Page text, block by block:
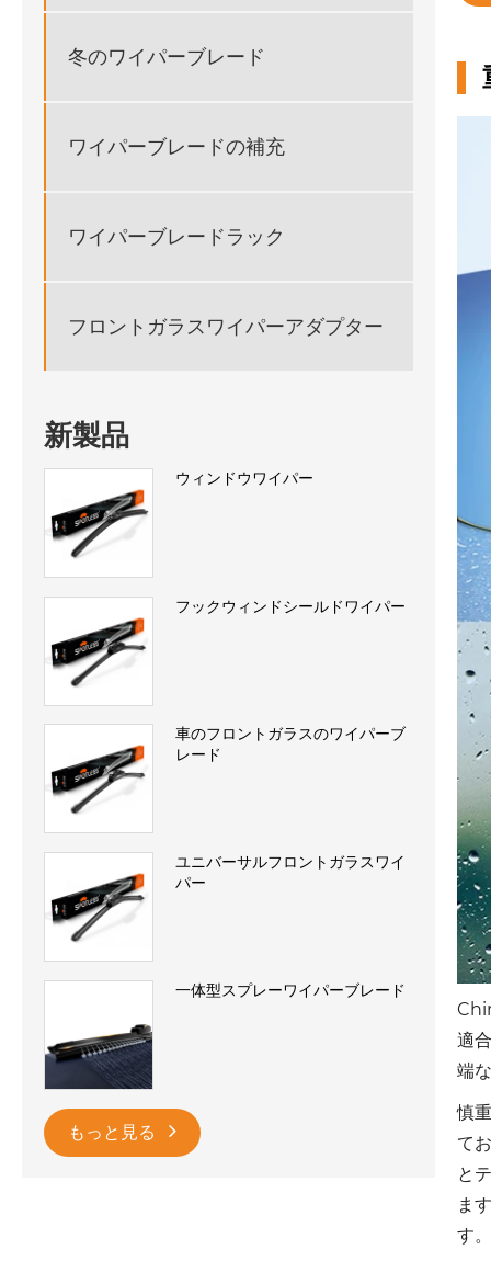
冬のワイパーブレード
ワイパーブレードの補充
ワイパーブレードラック
フロントガラスワイパーアダプター
新製品
ウィンドウワイパー
フックウィンドシールドワイパー
車のフロントガラスのワイパーブ
レード
ユニバーサルフロントガラスワイ
パー
一体型スプレーワイパーブレード
もっと見る
適
端
慎
て
と
ま
す。